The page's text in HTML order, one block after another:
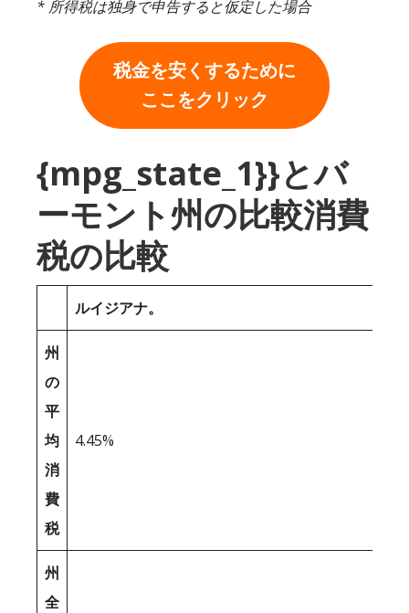
* 所得税は独身で申告すると仮定した場合
税金を安くするために
ここをクリック
{mpg_state_1}}とバ
ーモント州の比較消費
税の比較
ルイジアナ。
州
の
平
均
消
費
税
4.45%
州
全